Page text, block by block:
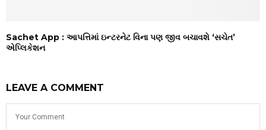
Sachet App : આપત્તિમાં ઇન્ટરનેટ વિના પણ જીવ બચાવશે ‘સચેત’
એપ્લિકેશન
LEAVE A COMMENT